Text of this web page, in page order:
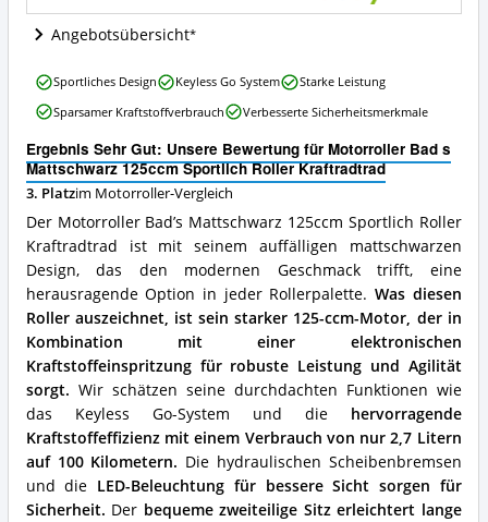
Angebote:
Wo
dieser
Motorroller
erhältlich?
Angebotsübersicht
Ergebnis Sehr Gut: Unsere Bewertung für Motorroller Bad s
Mattschwarz 125ccm Sportlich Roller Kraftradtrad
3. Platzim Motorroller-Vergleich
Der Motorroller Bad’s Mattschwarz 125ccm Sportlich Roller
Kraftradtrad ist mit seinem auffälligen mattschwarzen
Design, das den modernen Geschmack trifft, eine
herausragende Option in jeder Rollerpalette.Was diesen
Roller auszeichnet, ist sein starker 125-ccm-Motor, der in
Kombination mit einer elektronischen
Kraftstoffeinspritzung für robuste Leistung und Agilität
sorgt. Wir schätzen seine durchdachten Funktionen wie
das Keyless Go-System und die
hervorragende
Kraftstoffeffizienz mit einem Verbrauch von nur 2,7 Litern
auf 100 Kilometern. Die hydraulischen Scheibenbremsen
und die LED-Beleuchtung für bessere Sicht sorgen für
Sicherheit. Der bequeme zweiteilige Sitz erleichtert lange
Motorroller
Bad
125ccm
Sportlich
Roller
Kraftradtrad
Vorteile:
Was
spricht
für
diesen
Motorroller?
Sportliches Design Keyless Go System
Starke Leistung
Sparsamer Kraftstoffverbrauch
Verbesserte Sicherheitsmerkmale